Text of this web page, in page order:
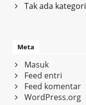
Tak ada kategori
Meta
Masuk
Feed entri
Feed komentar
WordPress.org